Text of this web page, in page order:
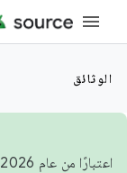
الوثائق